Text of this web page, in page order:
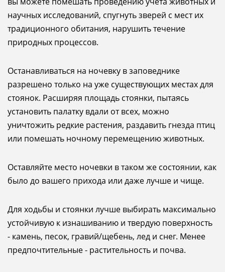
научных исследований, спугнуть зверей с мест их
традиционного обитания, нарушить течение
природных процессов.
Останавливаться на ночевку в заповеднике
разрешено только на уже существующих местах для
стоянок. Расширяя площадь стоянки, пытаясь
установить палатку вдали от всех, можно
уничтожить редкие растения, раздавить гнезда птиц
или помешать ночному перемещению животных.
Оставляйте место ночевки в таком же состоянии, как
было до вашего прихода или даже лучше и чище.
Для ходьбы и стоянки лучше выбирать максимально
устойчивую к изнашиванию и твердую поверхность
- камень, песок, гравий/щебень, лед и снег. Менее
предпочтительные - растительность и почва.